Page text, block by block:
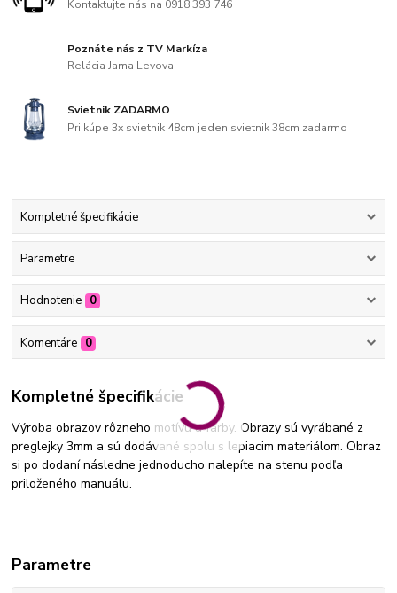
Kontaktujte nás na 0918 393 746
Poznáte nás z TV Markíza
Relácia Jama Levova
Svietnik ZADARMO
Pri kúpe 3x svietnik 48cm jeden svietnik 38cm zadarmo
Kompletné špecifikácie
Parametre
Hodnotenie 0
Komentáre 0
Kompletné špecifikácie
Výroba obrazov rôzneho motívu a farby. Obrazy sú vyrábané z
preglejky 3mm a sú dodávané spolu s lepiacim materiálom. Obraz
si po dodaní následne jednoducho nalepíte na stenu podľa
priloženého manuálu.
Parametre